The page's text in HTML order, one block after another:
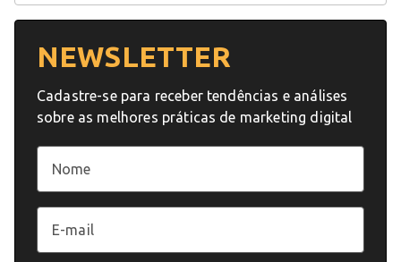
NEWSLETTER
Cadastre-se para receber tendências e análises
sobre as melhores práticas de marketing digital